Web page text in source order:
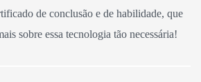
de conclusão e de habilidade, que
sobre essa tecnologia tão necessária!